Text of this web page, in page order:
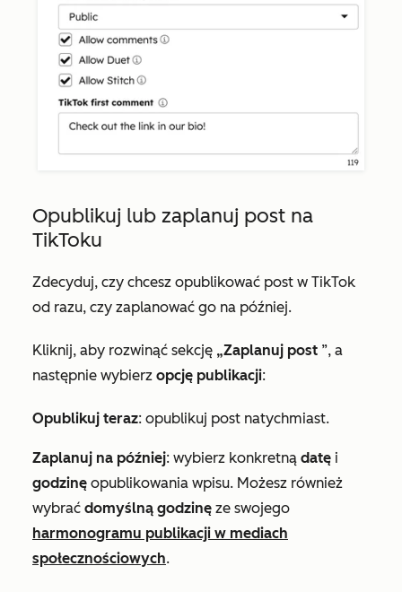
Opublikuj lub zaplanuj post na
TikToku
Zdecyduj, czy chcesz opublikować post w TikTok
od razu, czy zaplanować go na później.
Kliknij, aby rozwinąć sekcję „Zaplanuj post ”, a
następnie wybierz opcję publikacji:
Opublikuj teraz: opublikuj post natychmiast.
Zaplanuj na później: wybierz konkretną datę i
godzinę opublikowania wpisu. Możesz również
wybrać domyślną godzinę ze swojego
harmonogramu publikacji w mediach
społecznościowych.